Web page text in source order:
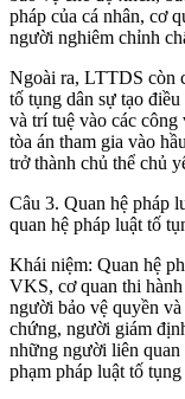
pháp của cá nhân, cơ
người nghiêm chỉnh
Ngoài ra, LTTDS còn
tố tụng dân sự tạo
và trí tuệ vào các
tòa án tham gia vào
trở thành chủ thể chủ
Câu 3. Quan hệ pháp
quan hệ pháp luật tố
Khái niệm: Quan hệ
VKS, cơ quan thi
người bảo vệ quyền
chứng, người giám
những người liên
phạm pháp luật tố